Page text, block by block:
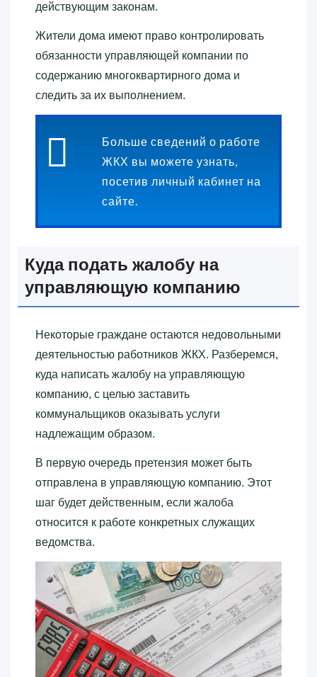
действующим законам.
Жители дома имеют право контролировать
обязанности управляющей компании по
содержанию многоквартирного дома и
следить за их выполнением.
Больше сведений о работе
ЖКХ вы можете узнать,
посетив личный кабинет на
сайте.
Куда подать жалобу на
управляющую компанию
Некоторые граждане остаются недовольными
деятельностью работников ЖКХ. Разберемся,
куда написать жалобу на управляющую
компанию, с целью заставить
коммунальщиков оказывать услуги
надлежащим образом.
В первую очередь претензия может быть
отправлена в управляющую компанию. Этот
шаг будет действенным, если жалоба
относится к работе конкретных служащих
ведомства.